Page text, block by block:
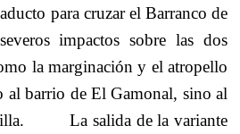
para cruzar el Barranco de
impactos sobre las dos
la marginación y el atropello
al barrio de El Gamonal, sino al
La salida de la variante